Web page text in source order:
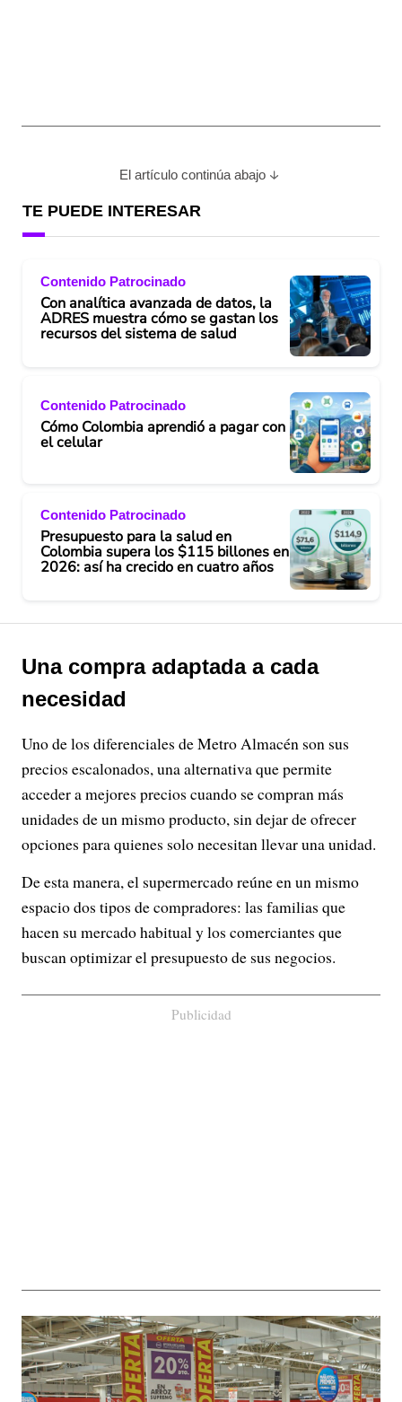
El artículo continúa abajo
TE PUEDE INTERESAR
Contenido Patrocinado
Con analítica avanzada de datos, la
ADRES muestra cómo se gastan los
recursos del sistema de salud
Contenido Patrocinado
Cómo Colombia aprendió a pagar con
el celular
Contenido Patrocinado
Presupuesto para la salud en
Colombia supera los $115 billones en
2026: así ha crecido en cuatro años
Una compra adaptada a cada
necesidad
Uno de los diferenciales de Metro Almacén son sus
precios escalonados, una alternativa que permite
acceder a mejores precios cuando se compran más
unidades de un mismo producto, sin dejar de ofrecer
opciones para quienes solo necesitan llevar una unidad.
De esta manera, el supermercado reúne en un mismo
espacio dos tipos de compradores: las familias que
hacen su mercado habitual y los comerciantes que
buscan optimizar el presupuesto de sus negocios.
Publicidad